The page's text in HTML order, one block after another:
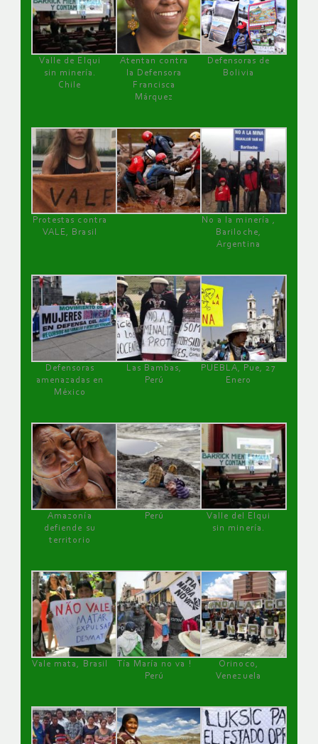
Valle de Elqui
sin minería.
Chile
Atentan contra
la Defensora
Francisca
Márquez
Defensoras de
Bolivia
Protestas contra
VALE, Brasil
No a la minería ,
Bariloche,
Argentina
Defensoras
amenazadas en
México
Las Bambas,
Perú
PUEBLA, Pue, 27
Enero
Amazonía
defiende su
territorio
Perú
Valle del Elqui
sin minería.
Vale mata, Brasil
Tía María no va !
Perú
Orinoco,
Venezuela